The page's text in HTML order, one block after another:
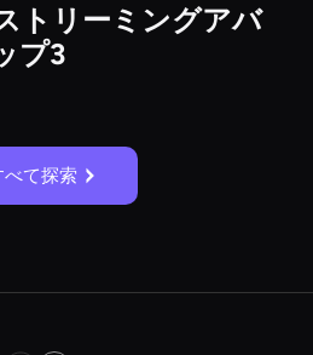
トリーミングアバ
プ3
べて探索